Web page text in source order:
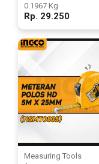
0.1967 Kg
Rp. 29.250
Measuring Tools